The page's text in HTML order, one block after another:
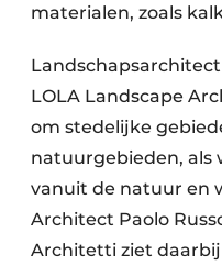
materialen, zoals
LOLA Landscape
om stedelijke
natuurgebieden, als
vanuit de natuur en
Architect Paolo
Architetti ziet